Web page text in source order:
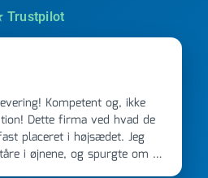
Trustpilot
og, ikke
Dette firma ved hvad de
placeret i højsædet. Jeg
i øjnene, og spurgte om de